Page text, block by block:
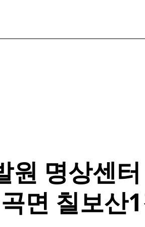
원 명상센
면 칠보산